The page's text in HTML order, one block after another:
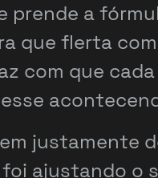
prende a
que flerta
com que
justamente
ajustando o